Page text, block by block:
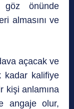
göz önünde
almasını ve
açacak ve
kadar kalifiye
kişi anlamına
angaje olur,